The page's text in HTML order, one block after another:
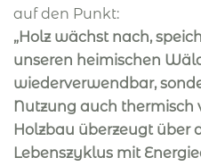
auf den Punkt:
„Holz wächst nach,
unseren heimischen
wiederverwendbar,
Nutzung auch thermisch
Holzbau überzeugt über
Lebenszyklus mit